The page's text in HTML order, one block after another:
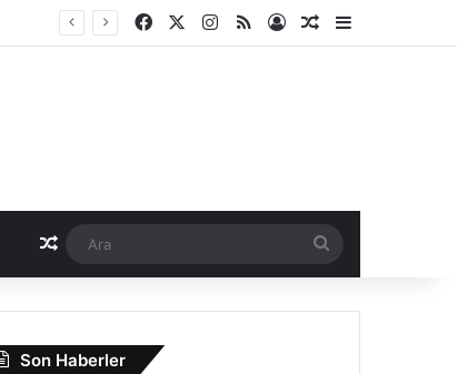
Facebook Instagram
RSS Kayıt OlRastgele Haber
Rastgele Haber
Son Haberler